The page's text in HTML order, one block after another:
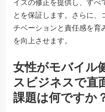
イズの修正を提供し、すべ
とを保証します。さらに
チベーションと責任感を育
を向上させます。
女性がモバイル
スビジネスで直
課題は何ですか